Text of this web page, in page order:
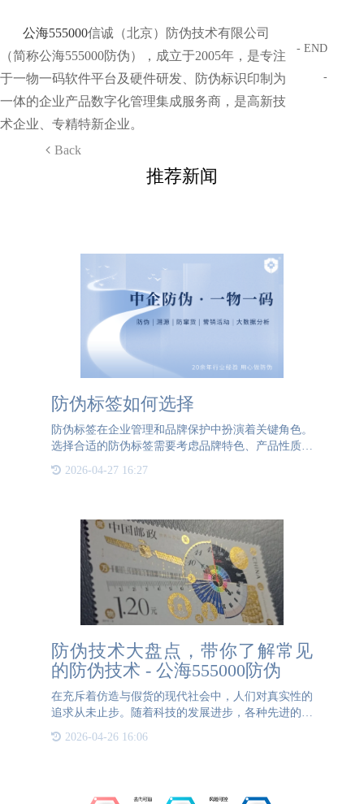
公海555000信诚（北京）防伪技术有限公司
（简称公海555000防伪），成立于2005年，是专注
于一物一码软件平台及硬件研发、防伪标识印制为
一体的企业产品数字化管理集成服务商，是高新技
术企业、专精特新企业。
Back
- END
-
推荐新闻
防伪标签如何选择
防伪标签在企业管理和品牌保护中扮演着关键角色。
选择合适的防伪标签需要考虑品牌特色、产品性质和
包装材料等因素。公海555000防伪能够提供多种工艺
和材质搭配的标签定制服务，确保产品拥有独特的防
2026-04-27 16:27
防伪技术大盘点，带你了解常见
的防伪技术 - 公海555000防伪
在充斥着仿造与假货的现代社会中，人们对真实性的
追求从未止步。随着科技的发展进步，各种先进的防
伪技术应运而生，它们如同一道道无形的防线，在商
品、证件乃至货币等领域内守护着真相。1. 光学防
2026-04-26 16:06